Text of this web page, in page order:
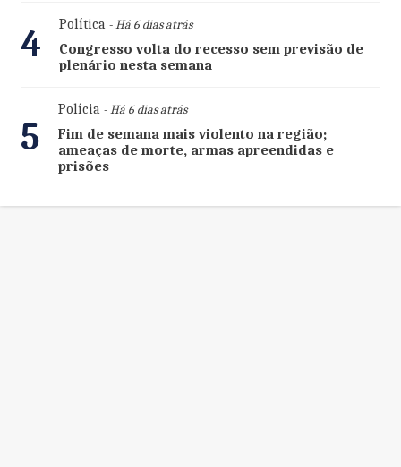
4 Política- Há 6 dias atrás
Congresso volta do recesso sem previsão de
plenário nesta semana
5
Polícia- Há 6 dias atrás
Fim de semana mais violento na região;
ameaças de morte, armas apreendidas e
prisões